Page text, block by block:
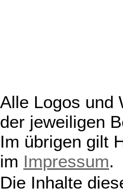
Alle Logos und
der jeweiligen
Im übrigen gilt
im Impressum.
Die Inhalte